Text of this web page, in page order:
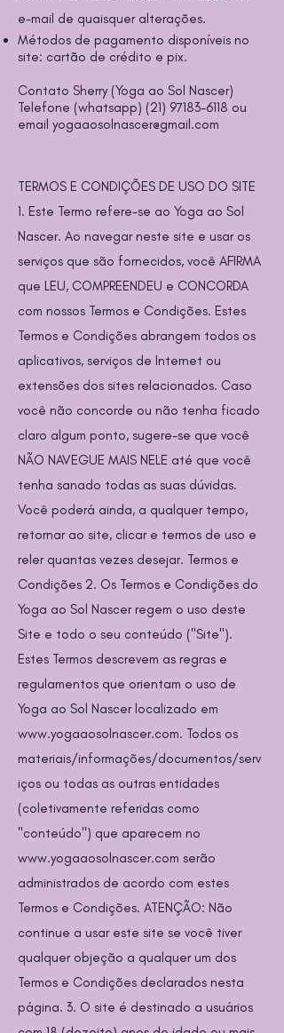
e-mail de quaisquer alterações.
Métodos de pagamento disponíveis no
site: cartão de crédito e pix.
Contato Sherry (Yoga ao Sol Nascer)
Telefone (whatsapp) (21) 97183-6118 ou
email yogaaosolnascer@gmail.com
TERMOS E CONDIÇÕES DE USO DO SITE
1. Este Termo refere-se ao Yoga ao Sol
Nascer. Ao navegar neste site e usar os
serviços que são fornecidos, você AFIRMA
que LEU, COMPREENDEU e CONCORDA
com nossos Termos e Condições. Estes
Termos e Condições abrangem todos os
aplicativos, serviços de Internet ou
extensões dos sites relacionados. Caso
você não concorde ou não tenha ficado
claro algum ponto, sugere-se que você
NÃO NAVEGUE MAIS NELE até que você
tenha sanado todas as suas dúvidas.
Você poderá ainda, a qualquer tempo,
retornar ao site, clicar e termos de uso e
reler quantas vezes desejar. Termos e
Condições 2. Os Termos e Condições do
Yoga ao Sol Nascer regem o uso deste
Site e todo o seu conteúdo ("Site").
Estes Termos descrevem as regras e
regulamentos que orientam o uso de
Yoga ao Sol Nascer localizado em
www.yogaaosolnascer.com. Todos os
materiais/informações/documentos/serv
iços ou todas as outras entidades
(coletivamente referidas como
"conteúdo'') que aparecem no
www.yogaaosolnascer.com serão
administrados de acordo com estes
Termos e Condições. ATENÇÃO: Não
continue a usar este site se você tiver
qualquer objeção a qualquer um dos
Termos e Condições declarados nesta
página. 3. O site é destinado a usuários